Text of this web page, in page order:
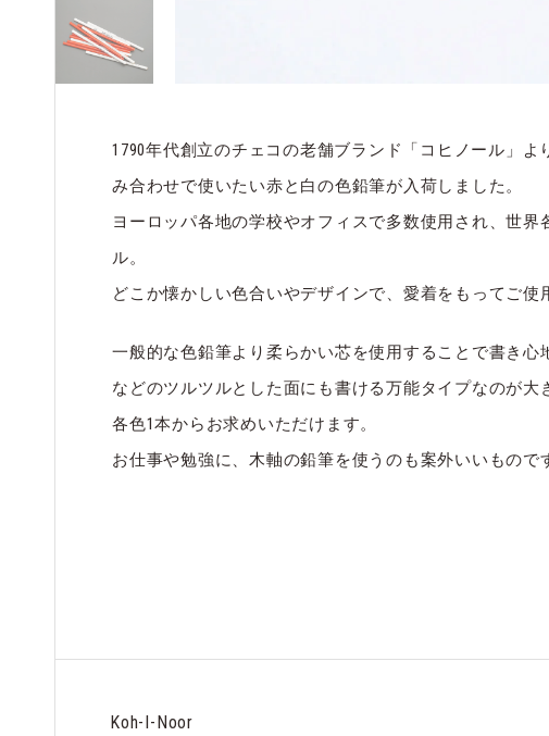
1790年代創立のチェコの老舗ブランド「コヒノール」よ
み合わせで使いたい赤と白の色鉛筆が入荷しました。
ヨーロッパ各地の学校やオフィスで多数使用され、世界
ル。
どこか懐かしい色合いやデザインで、愛着をもってご使
一般的な色鉛筆より柔らかい芯を使用することで書き心
などのツルツルとした面にも書ける万能タイプなのが大
各色1本からお求めいただけます。
お仕事や勉強に、木軸の鉛筆を使うのも案外いいもので
Koh-I-Noor